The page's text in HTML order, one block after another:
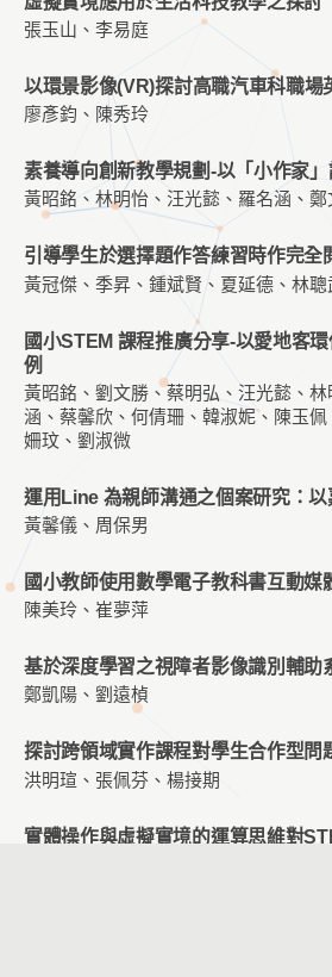
張玉山、李易庭
以環景影像(VR)探討高職汽車科職場
廖彥鈞、陳秀玲
素養導向創新教學規劃-以「小作家」
黃昭銘、林明怡、汪光懿、羅名涵、鄭
引導學生於選擇題作答練習時作完全
黃冠傑、季昇、鍾斌賢、夏延德、林聰
國小STEM 課程推廣分享-以愛地客
例
黃昭銘、劉文勝、蔡明弘、汪光懿、
涵、蔡馨欣、何倩珊、韓淑妮、陳玉
姍玟、劉淑微
運用Line 為親師溝通之個案研究：以
黃馨儀、周保男
國小教師使用數學電子教科書互動媒
陳美玲、崔夢萍
基於深度學習之視障者影像識別輔助
鄭凱陽、劉遠楨
探討跨領域實作課程對學生合作型問
洪明瑄、張佩芬、楊接期
實體操作與虛擬實境的運算思維對